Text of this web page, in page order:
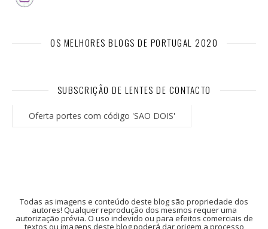
OS MELHORES BLOGS DE PORTUGAL 2020
SUBSCRIÇÃO DE LENTES DE CONTACTO
Oferta portes com código 'SAO DOIS'
Todas as imagens e conteúdo deste blog são propriedade dos
autores! Qualquer reprodução dos mesmos requer uma
autorização prévia. O uso indevido ou para efeitos comerciais de
textos ou imagens deste blog poderá dar origem a processo